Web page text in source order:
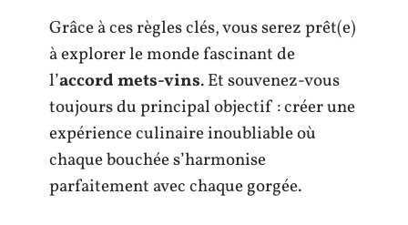
Grâce à ces règles clés, vous serez prêt(e)
à explorer le monde fascinant de
l’accord mets-vins. Et souvenez-vous
toujours du principal objectif : créer une
expérience culinaire inoubliable où
chaque bouchée s’harmonise
parfaitement avec chaque gorgée.